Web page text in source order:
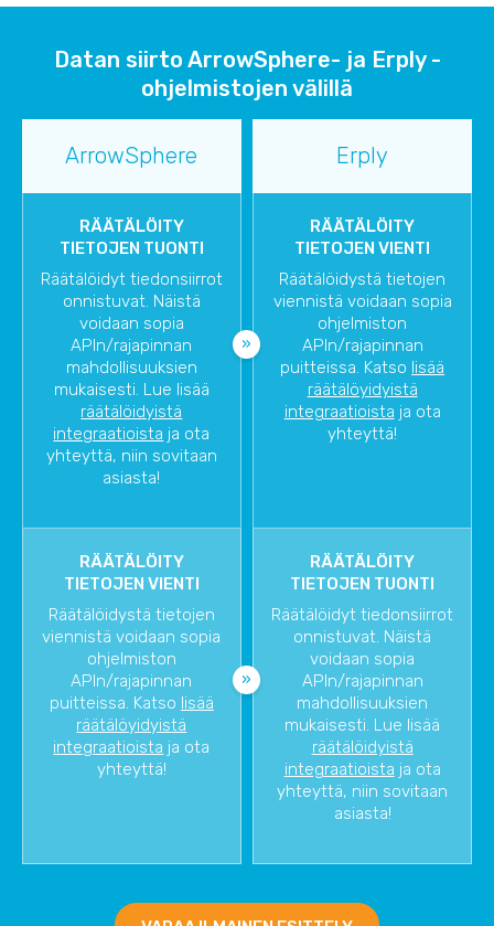
Datan siirto ArrowSphere- ja Erply -
ohjelmistojen välillä
ArrowSphere Erply
RÄÄTÄLÖITY
TIETOJEN TUONTI
Räätälöidyt tiedonsiirrot
onnistuvat. Näistä
voidaan sopia
APIn/rajapinnan
mahdollisuuksien
mukaisesti. Lue lisää
räätälöidyistä
integraatioista ja ota
yhteyttä, niin sovitaan
asiasta!
RÄÄTÄLÖITY
TIETOJEN VIENTI
Räätälöidystä tietojen
viennistä voidaan sopia
ohjelmiston
APIn/rajapinnan
puitteissa. Katso lisää
räätälöyidyistä
integraatioista ja ota
yhteyttä!
RÄÄTÄLÖITY
TIETOJEN VIENTI
Räätälöidystä tietojen
viennistä voidaan sopia
ohjelmiston
APIn/rajapinnan
puitteissa. Katso lisää
räätälöyidyistä
integraatioista ja ota
yhteyttä!
RÄÄTÄLÖITY
TIETOJEN TUONTI
Räätälöidyt tiedonsiirrot
onnistuvat. Näistä
voidaan sopia
APIn/rajapinnan
mahdollisuuksien
mukaisesti. Lue lisää
räätälöidyistä
integraatioista ja ota
yhteyttä, niin sovitaan
asiasta!